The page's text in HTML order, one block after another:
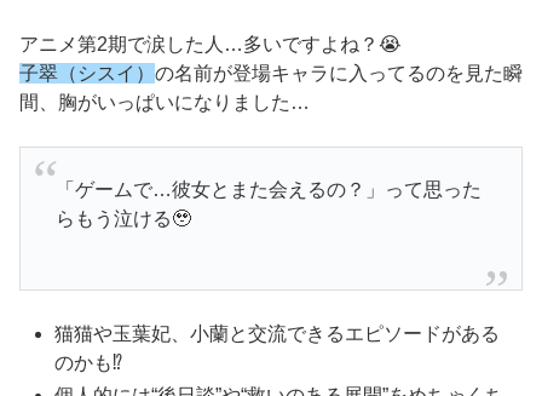
アニメ第2期で涙した人…多いですよね？😭
子翠（シスイ） の名前が登場キャラに入ってるのを見た瞬
間、胸がいっぱいになりました…
「ゲームで…彼女とまた会えるの？」って思った
らもう泣ける🥹
猫猫や玉葉妃、小蘭と交流できるエピソードがある
のかも⁉️